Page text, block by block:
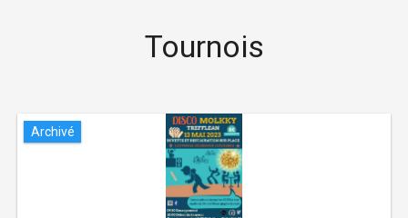
Tournois
Archivé